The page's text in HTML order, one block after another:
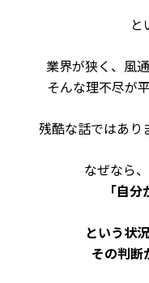
と
業界が狭く、風
そんな理不尽が
残酷な話ではあり
なぜなら、
「自
という状
その判断